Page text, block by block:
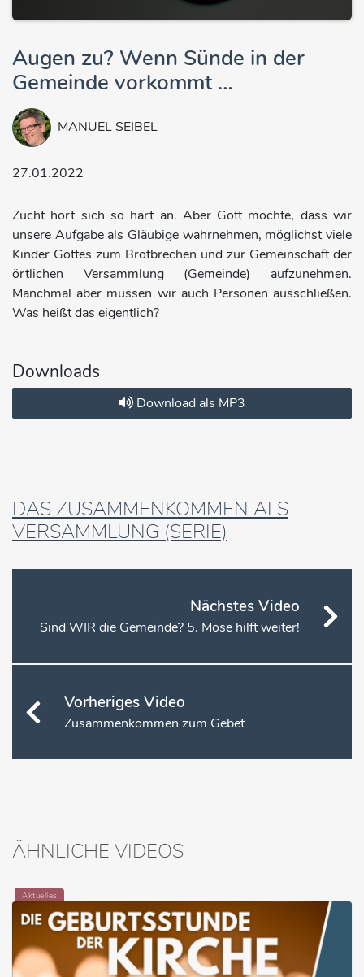
Augen zu? Wenn Sünde in der
Gemeinde vorkommt …
MANUEL SEIBEL
27.01.2022
Zucht hört sich so hart an. Aber Gott möchte, dass wir
unsere Aufgabe als Gläubige wahrnehmen, möglichst viele
Kinder Gottes zum Brotbrechen und zur Gemeinschaft der
örtlichen Versammlung (Gemeinde) aufzunehmen.
Manchmal aber müssen wir auch Personen ausschließen.
Was heißt das eigentlich?
Downloads
Download als MP3
DAS ZUSAMMENKOMMEN ALS
VERSAMMLUNG (SERIE)
Nächstes Video
Sind WIR die Gemeinde? 5. Mose hilft weiter!
Vorheriges Video
Zusammenkommen zum Gebet
ÄHNLICHE VIDEOS
Aktuelles